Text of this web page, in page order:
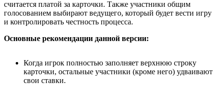
считается платой за карточки. Также участники общим
голосованием выбирают ведущего, который будет вести игру
и контролировать честность процесса.
Основные рекомендации данной версии:
Когда игрок полностью заполняет верхнюю строку
карточки, остальные участники (кроме него) удваивают
свои ставки.